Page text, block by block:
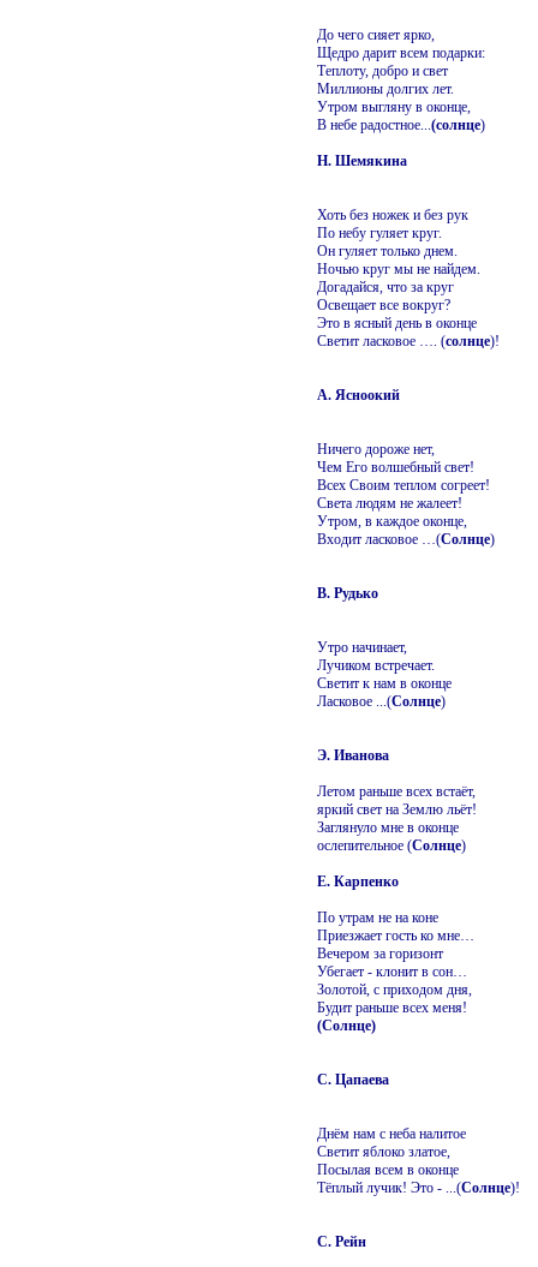
До чего сияет ярко,
Щедро дарит всем подарки:
Теплоту, добро и свет
Миллионы долгих лет.
Утром выгляну в оконце,
В небе радостное... (солнце)
Н. Шемякина
Хоть без ножек и без рук
По небу гуляет круг.
Он гуляет только днем.
Ночью круг мы не найдем.
Догадайся, что за круг
Освещает все вокруг?
Это в ясный день в оконце
Светит ласковое …. (солнце)!
А. Ясноокий
Ничего дороже нет,
Чем Его волшебный свет!
Всех Своим теплом согреет!
Света людям не жалеет!
Утром, в каждое оконце,
Входит ласковое …(Солнце)
В. Рудько
Утро начинает,
Лучиком встречает.
Светит к нам в оконце
Ласковое ...(Солнце)
Э. Иванова
Летом раньше всех встаёт,
яркий свет на Землю льёт!
Заглянуло мне в оконце
ослепительное (Солнце)
Е. Карпенко
По утрам не на коне
Приезжает гость ко мне…
Вечером за горизонт
Убегает - клонит в сон…
Золотой, с приходом дня,
Будит раньше всех меня!
(Солнце)
С. Цапаева
Днём нам с неба налитое
Светит яблоко златое,
Посылая всем в оконце
Тёплый лучик! Это - ...(Солнце)!
С. Рейн